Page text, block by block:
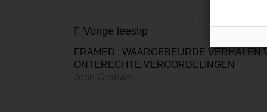
Vorige leestip
FRAMED : WAARGEBEURDE VERHALEN
ONTERECHTE VEROORDELINGEN
John Grisham